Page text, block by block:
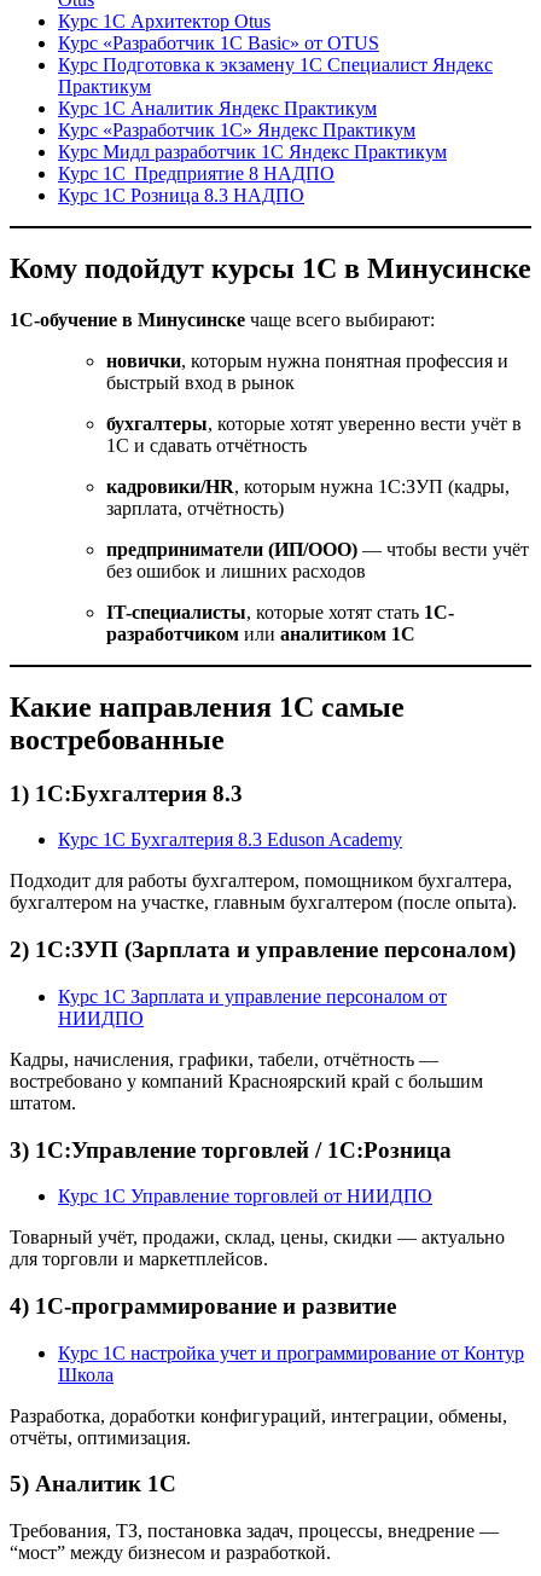
Курс 1С Архитектор Otus
Курс «Разработчик 1С Basic» от OTUS
Курс Подготовка к экзамену 1С Специалист Яндекс
Практикум
Курс 1С Аналитик Яндекс Практикум
Курс «Разработчик 1С» Яндекс Практикум
Курс Мидл разработчик 1С Яндекс Практикум
Курс 1С Предприятие 8 НАДПО
Курс 1С Розница 8.3 НАДПО
Кому подойдут курсы 1С в Минусинске
1С-обучение в Минусинске чаще всего выбирают:
новички, которым нужна понятная профессия и
быстрый вход в рынок
бухгалтеры, которые хотят уверенно вести учёт в
1С и сдавать отчётность
кадровики/HR, которым нужна 1С:ЗУП (кадры,
зарплата, отчётность)
предприниматели (ИП/ООО) — чтобы вести учёт
без ошибок и лишних расходов
IT-специалисты, которые хотят стать 1С-
разработчиком или аналитиком 1С
Какие направления 1С самые
востребованные
1) 1С:Бухгалтерия 8.3
Курс 1С Бухгалтерия 8.3 Eduson Academy
Подходит для работы бухгалтером, помощником бухгалтера,
бухгалтером на участке, главным бухгалтером (после опыта).
2) 1С:ЗУП (Зарплата и управление персоналом)
Курс 1С Зарплата и управление персоналом от
НИИДПО
Кадры, начисления, графики, табели, отчётность —
востребовано у компаний Красноярский край с большим
штатом.
3) 1С:Управление торговлей / 1С:Розница
Курс 1С Управление торговлей от НИИДПО
Товарный учёт, продажи, склад, цены, скидки — актуально
для торговли и маркетплейсов.
4) 1С-программирование и развитие
Курс 1С настройка учет и программирование от Контур
Школа
Разработка, доработки конфигураций, интеграции, обмены,
отчёты, оптимизация.
5) Аналитик 1С
Требования, ТЗ, постановка задач, процессы, внедрение —
“мост” между бизнесом и разработкой.